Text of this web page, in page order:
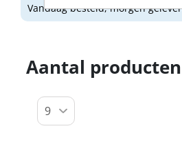
Vandaag besteld, morgen
Aantal